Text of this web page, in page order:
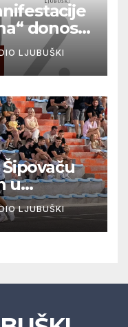
donosi
i
LJUBUŠKI
u
ispao,
LJUBUŠKI